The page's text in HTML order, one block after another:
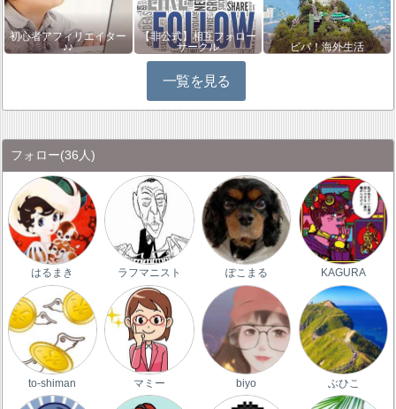
初心者アフィリエイター
♪♪
【非公式】相互フォロー
サークル
ビバ！海外生活
一覧を見る
フォロー(36人)
はるまき ラフマニスト ぽこまる KAGURA
to-shiman マミー biyo ぶひこ